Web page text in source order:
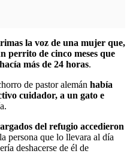
la voz de una mujer que,
perrito de cinco meses que
más de 24 horas.
de pastor alemán había
cuidador, a un gato e
del refugio accedieron
persona que lo llevara al día
deshacerse de él de